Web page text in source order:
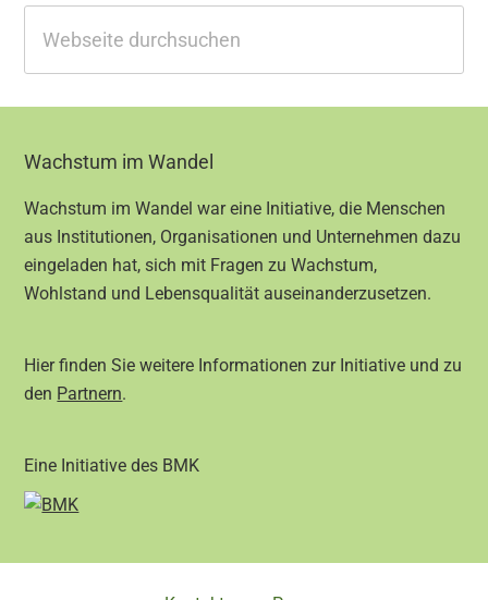
durchsuchen
Footer
Wachstum im Wandel
Wachstum im Wandel war eine Initiative, die Menschen
aus Institutionen, Organisationen und Unternehmen dazu
eingeladen hat, sich mit Fragen zu Wachstum,
Wohlstand und Lebensqualität auseinanderzusetzen.
Hier finden Sie weitere Informationen zur Initiative und zu
den Partnern.
Eine Initiative des BMK